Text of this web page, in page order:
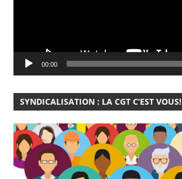
00:00
SYNDICALISATION : LA CGT C’EST VOUS!